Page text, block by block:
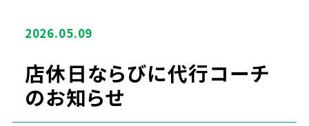
2026.05.09
店休日ならびに代行コーチ
のお知らせ